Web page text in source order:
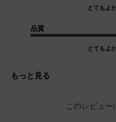
とてもよ
品質
とてもよ
もっと見る
このレビュー